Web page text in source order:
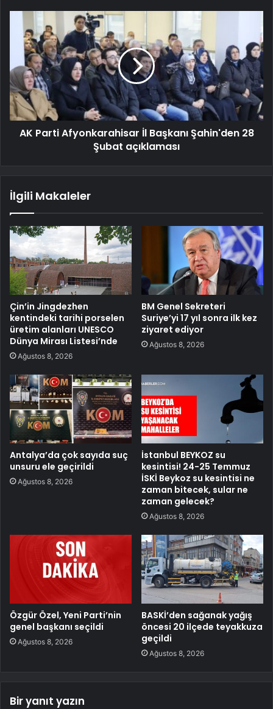
AK Parti Afyonkarahisar İl Başkanı Şahin'den 28
Şubat açıklaması
İlgili Makaleler
Çin’in Jingdezhen
kentindeki tarihi porselen
üretim alanları UNESCO
Dünya Mirası Listesi’nde
Ağustos 8, 2026
BM Genel Sekreteri
Suriye’yi 17 yıl sonra ilk kez
ziyaret ediyor
Ağustos 8, 2026
Antalya’da çok sayıda suç
unsuru ele geçirildi
Ağustos 8, 2026
İstanbul BEYKOZ su
kesintisi! 24-25 Temmuz
İSKİ Beykoz su kesintisi ne
zaman bitecek, sular ne
zaman gelecek?
Ağustos 8, 2026
Özgür Özel, Yeni Parti’nin
genel başkanı seçildi
Ağustos 8, 2026
BASKİ’den sağanak yağış
öncesi 20 ilçede teyakkuza
geçildi
Ağustos 8, 2026
Bir yanıt yazın